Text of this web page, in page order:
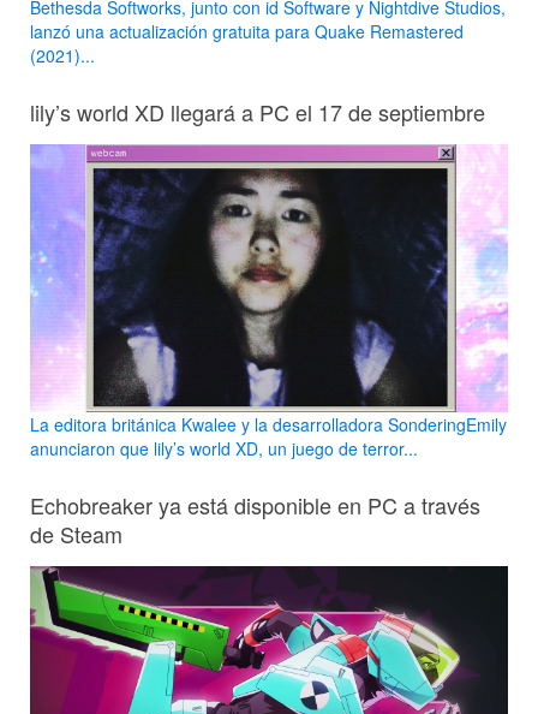
Bethesda Softworks, junto con id Software y Nightdive Studios,
lanzó una actualización gratuita para Quake Remastered
(2021)...
lily’s world XD llegará a PC el 17 de septiembre
La editora británica Kwalee y la desarrolladora SonderingEmily
anunciaron que lily’s world XD, un juego de terror...
Echobreaker ya está disponible en PC a través
de Steam